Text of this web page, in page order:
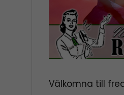
Välkomna till